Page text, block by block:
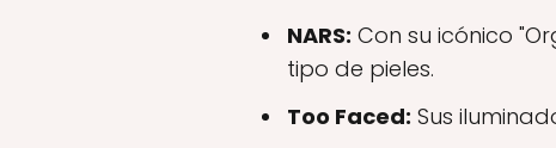
NARS: Con su icónico
tipo de pieles.
Too Faced: Sus